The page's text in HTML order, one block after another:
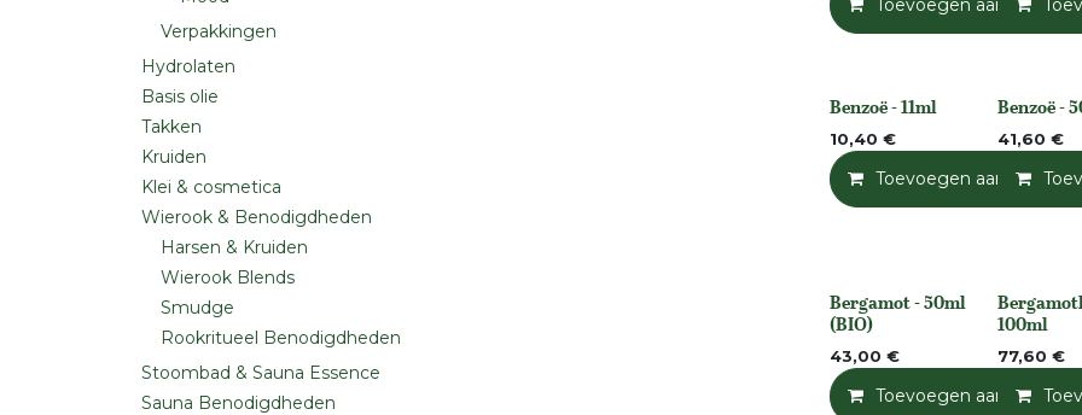
Verpakkingen
Hydrolaten
Basis olie
Takken
Kruiden
Klei & cosmetica
Wierook & Benodigdheden
Harsen & Kruiden
Wierook Blends
Smudge
Rookritueel Benodigdheden
Stoombad & Sauna Essence
Sauna Benodigdheden
Toevoegen aan
None
Benzoë - 11ml
10,40 €
Toevoegen aan
None
Benzoë -
41,60 €
None
Bergamot - 50ml
(BIO)
43,00 €
Toevoegen aan
None
100ml
77,60 €